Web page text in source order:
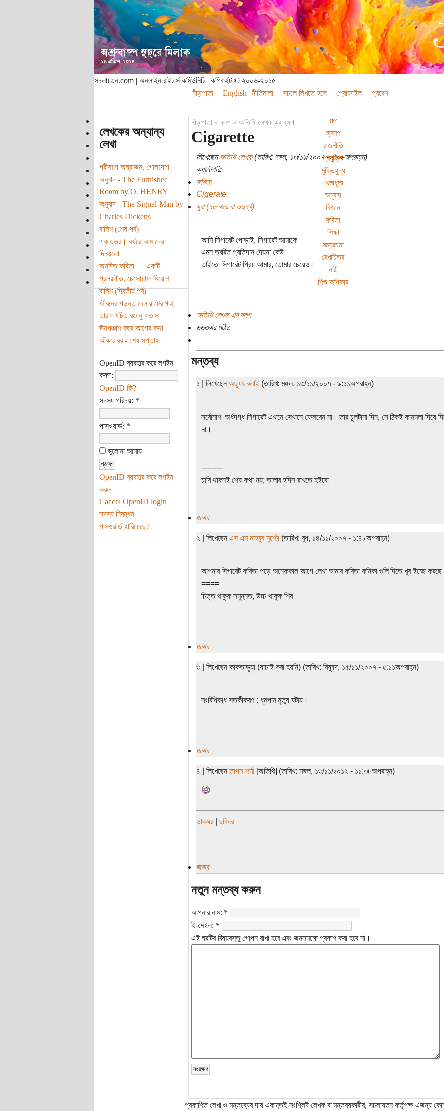
সচলায়তন.com | অনলাইন রাইটার্স কমিউনিটি | কপিরাইট © ২০০৬-২০১৫
নীড়পাতা
English নীতিমালা সচলে লিখতে হলে প্রোফাইল প্রবেশ
গল্প
ভ্রমণ
রাজনীতি
প্রযুক্তি
মুক্তিযুদ্ধ
খেলাধুলা
অনুবাদ
বিজ্ঞান
কবিতা
শিক্ষা
রম্যরচনা
রেখাচিত্র
নারী
শিশু অধিকার
লেখকের অন্যান্য
লেখা
পরীবাগে অঘ্রাজম, গোলযোগ
অনুবাদ - The Furnished
Room by O. HENRY
অনুবাদ - The Signal-Man by
Charles Dickens
বালিশ (শেষ পর্ব)
একাত্তর। বর্থরে আমাদের
দিনগুলো
অনূদিত কবিতা — একটি
প্রলয়গীত, চেসোয়াফ মিয়োশ
বালিশ (দ্বিতীয় পর্ব)
জীবনের পড়ন্ত বেলায় টের পাই
তারায় খচিত রংধনু বাতাস
ঊনপঞ্চাশ বছর আগের কথা
আঁকটোবর - শেষ সপ্তাহ
OpenID ব্যবহার করে লগইন
করুন:
OpenID কি?
সদস্য পরিচয়: *
পাসওয়ার্ড: *
ভুলোনা আমায়
OpenID ব্যবহার করে লগইন
করুন
Cancel OpenID login
সদস্য নিবন্ধন
পাসওয়ার্ড হারিয়েছে?
নীড়পাতা»ব্লগ» অতিথি লেখক এর ব্লগ
Cigarette
লিখেছেনঅতিথি লেখক(তারিখ: মঙ্গল, ১৩/১১/২০০৭ - ৭:৩৬অপরাহ্ন)
ক্যাটেগরি:
কবিতা
Cigerate
যুবা (১৮ বছর বা তদুর্দ্ধ)
আমি সিগারেট পোড়াই, সিগারেট আমাকে
এমন ত্বরিত প্রতিদান দেয়না কেউ
তাইতো সিগারেট প্রিয় আমার, তোমার চেয়েও।
অতিথি লেখক এর ব্লগ
৬৬৩বার পঠিত
মন্তব্য
১ | লিখেছেন অছ্যুৎ বলাই(তারিখ: মঙ্গল, ১৩/১১/২০০৭ - ৯:১১অপরাহ্ন)
সর্বোনাশ! অর্ধদগ্ধ সিগারেট এখানে সেখানে ফেলবেন না। তার চুলটানা দিন, সে ঠিকই কানমলা দিয়ে
না।
---------
চাবি থাকনই শেষ কথা নয়; তালার হদিস রাখতে হইবো
জবাব
২ | লিখেছেন এস এম মাহবুব মুর্শেদ(তারিখ: বুধ, ১৪/১১/২০০৭ - ১:৪৮অপরাহ্ন)
আপনার সিগারেট কবিতা পড়ে অনেককাল আগে লেখা আমার কবিতা কনিকা গুলি দিতে খুব ইচ্ছে
====
চিত্ত থাকুক সমুন্নত, উচ্চ থাকুক শির
জবাব
৩ | লিখেছেন কাকতাড়ুয়া (যাচাই করা হয়নি) (তারিখ: বিষ্যুদ, ১৫/১১/২০০৭ - ৫:১১অপরাহ্ন)
সংবিধিবদ্ধ সতর্কীকরণ : ধূমপান মৃত্যু ঘটায়।
জবাব
৪ | লিখেছেনতাপস শর্মা[অতিথি] (তারিখ: মঙ্গল, ১৩/১১/২০১২ - ১১:৩৮অপরাহ্ন)
ডাকঘর| ছবিঘর
জবাব
নতুন মন্তব্য করুন
আপনার নাম: *
ই-মেইল: *
এই ঘরটির বিষয়বস্তু গোপন রাখা হবে এবং জনসমক্ষে প্রকাশ করা হবে না।
প্রকাশিত লেখা ও মন্তব্যের দায় একান্তই সংশ্লিষ্ট লেখক বা মন্তব্যকারীর, সচলায়তন কর্তৃপক্ষ এজন্য